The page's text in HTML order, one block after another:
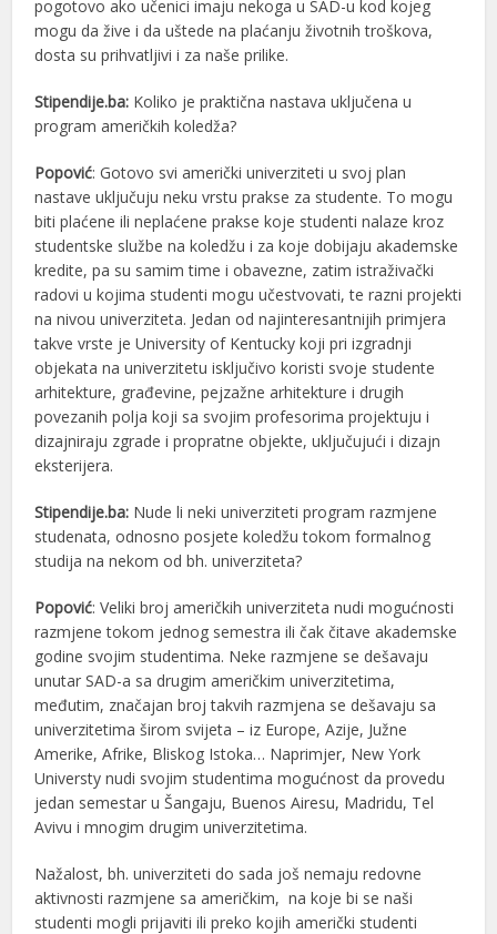
pogotovo ako učenici imaju nekoga u SAD-u kod kojeg
mogu da žive i da uštede na plaćanju životnih troškova,
dosta su prihvatljivi i za naše prilike.
Stipendije.ba: Koliko je praktična nastava uključena u
program američkih koledža?
Popović: Gotovo svi američki univerziteti u svoj plan
nastave uključuju neku vrstu prakse za studente. To mogu
biti plaćene ili neplaćene prakse koje studenti nalaze kroz
studentske službe na koledžu i za koje dobijaju akademske
kredite, pa su samim time i obavezne, zatim istraživački
radovi u kojima studenti mogu učestvovati, te razni projekti
na nivou univerziteta. Jedan od najinteresantnijih primjera
takve vrste je University of Kentucky koji pri izgradnji
objekata na univerzitetu isključivo koristi svoje studente
arhitekture, građevine, pejzažne arhitekture i drugih
povezanih polja koji sa svojim profesorima projektuju i
dizajniraju zgrade i propratne objekte, uključujući i dizajn
eksterijera.
Stipendije.ba: Nude li neki univerziteti program razmjene
studenata, odnosno posjete koledžu tokom formalnog
studija na nekom od bh. univerziteta?
Popović: Veliki broj američkih univerziteta nudi mogućnosti
razmjene tokom jednog semestra ili čak čitave akademske
godine svojim studentima. Neke razmjene se dešavaju
unutar SAD-a sa drugim američkim univerzitetima,
međutim, značajan broj takvih razmjena se dešavaju sa
univerzitetima širom svijeta – iz Europe, Azije, Južne
Amerike, Afrike, Bliskog Istoka… Naprimjer, New York
Universty nudi svojim studentima mogućnost da provedu
jedan semestar u Šangaju, Buenos Airesu, Madridu, Tel
Avivu i mnogim drugim univerzitetima.
Nažalost, bh. univerziteti do sada još nemaju redovne
aktivnosti razmjene sa američkim, na koje bi se naši
studenti mogli prijaviti ili preko kojih američki studenti